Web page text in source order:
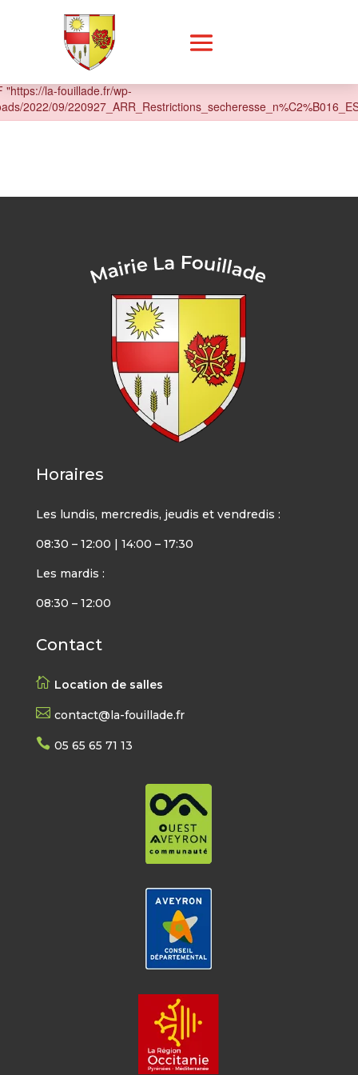
Horaires
Les lundis, mercredis, jeudis et vendredis :
08:30 – 12:00 | 14:00 – 17:30
Les mardis :
08:30 – 12:00
Contact
 Location de salles
 contact@la-fouillade.fr
 05 65 65 71 13